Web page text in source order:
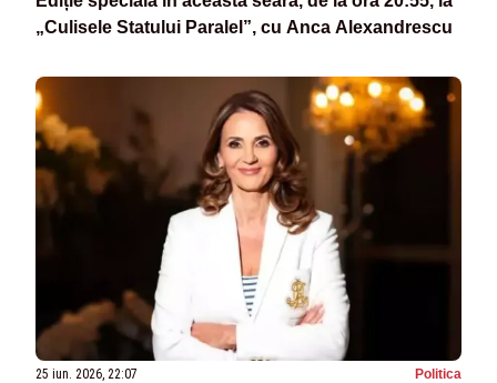
„Culisele Statului Paralel”, cu Anca Alexandrescu
25 iun. 2026, 22:07 Politica